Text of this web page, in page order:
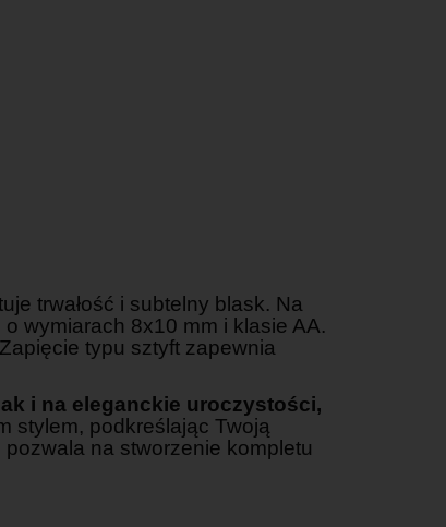
trwałość i subtelny blask. Na
o wymiarach 8x10 mm i klasie AA.
typu sztyft zapewnia
i na eleganckie uroczystości,
stylem, podkreślając Twoją
pozwala na stworzenie kompletu